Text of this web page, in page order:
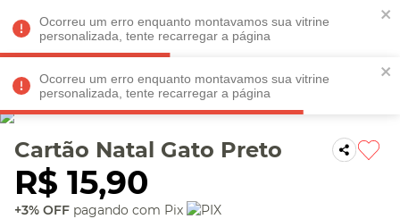
Ocorreu um erro enquanto montavamos sua vitrine
personalizada, tente recarregar a página
Ocorreu um erro enquanto montavamos sua vitrine
personalizada, tente recarregar a página
Faltam REGULAMENTO
Veja produtos perto de você! Informe seu CEP
Cartão Natal Gato Preto
R$ 15,90
+3% OFF pagando com Pix